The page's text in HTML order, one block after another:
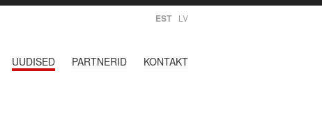
EST LV
UUDISED PARTNERID KONTAKT